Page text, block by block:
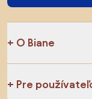
O Biane
Pre